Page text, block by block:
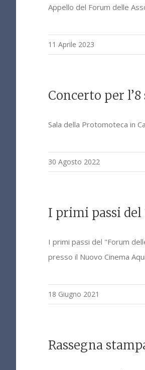
Appello del Forum delle
11 Aprile 2023
Concerto per
Sala della Protomoteca in
30 Agosto 2022
I primi passi del
I primi passi del "Forum
presso il Nuovo Cinema
18 Giugno 2021
Rassegna